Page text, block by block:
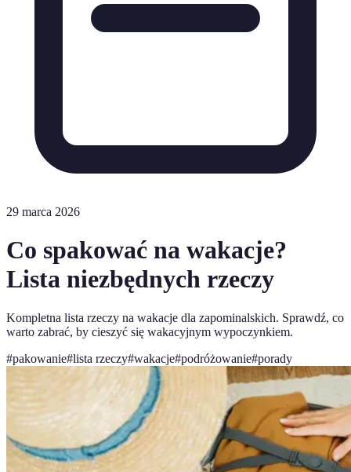
29 marca 2026
Co spakować na wakacje?
Lista niezbędnych rzeczy
Kompletna lista rzeczy na wakacje dla zapominalskich. Sprawdź, co
warto zabrać, by cieszyć się wakacyjnym wypoczynkiem.
#pakowanie#lista rzeczy#wakacje#podróżowanie#porady